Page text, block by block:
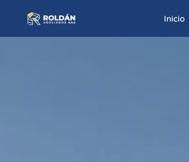
Inicio